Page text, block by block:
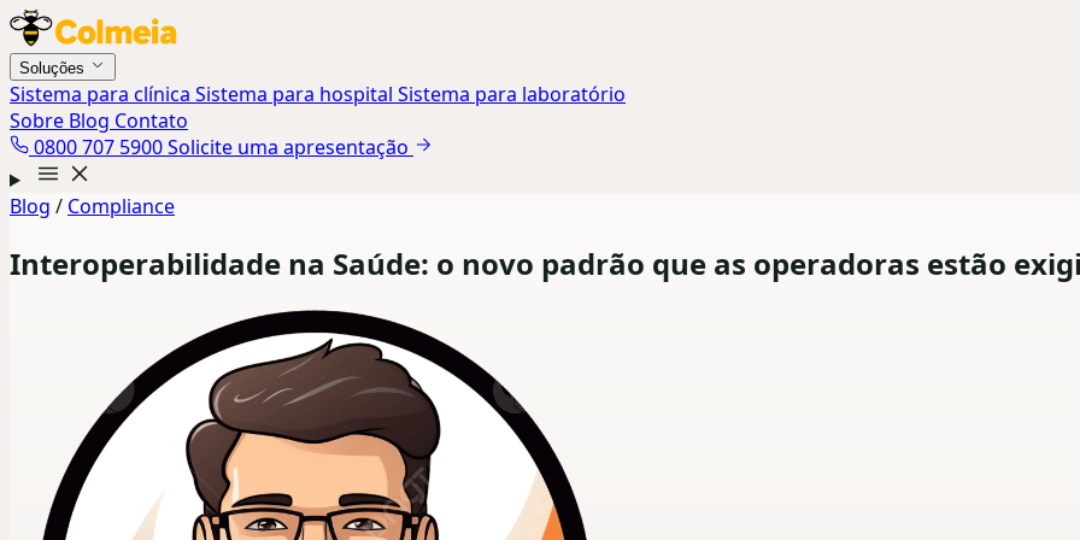
Soluções
Sistema para clínica Sistema para hospital Sistema para laboratório
Sobre Blog Contato
0800 707 5900Solicite uma apresentação
Blog / Compliance
Interoperabilidade na Saúde: o novo padrão que as operadoras estão